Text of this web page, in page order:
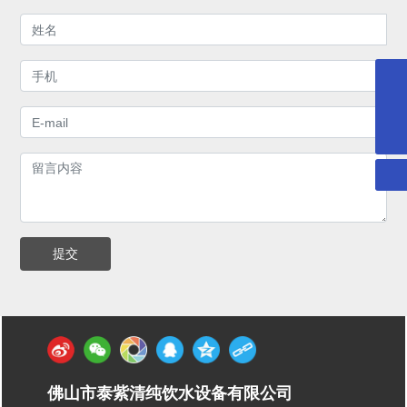
提交
佛山市泰紫清纯饮水设备有限公司
1275167889@qq.com